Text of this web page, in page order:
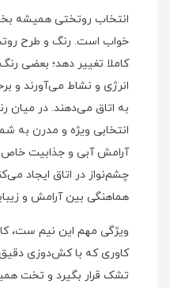
انتخاب روتختی همیشه
خواب است. رنگ و طرح
کاملا تغییر دهد؛ بعضی
انرژی و نشاط می‌آورند و
به اتاق می‌دهند. در میان
انتخابی ویژه و مدرن به
آرامش آبی و جذابیت خاص
چشم‌نواز در اتاق ایجاد
هماهنگی بین آرامش و
ویژگی مهم این نیم ست،
کاوری که با کش‌دوزی
تشک قرار بگیرد و تخت